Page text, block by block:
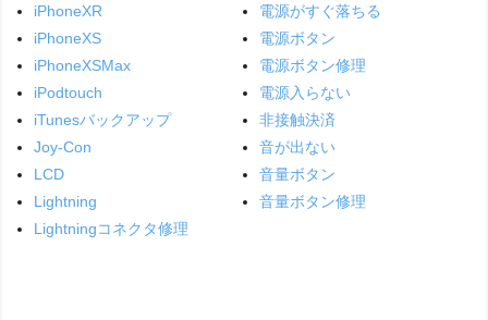
iPhoneXR
iPhoneXS
iPhoneXSMax
iPodtouch
iTunesバックアップ
Joy-Con
LCD
Lightning
Lightningコネクタ修理
電源がすぐ落ちる
電源ボタン
電源ボタン修理
電源入らない
非接触決済
音が出ない
音量ボタン
音量ボタン修理